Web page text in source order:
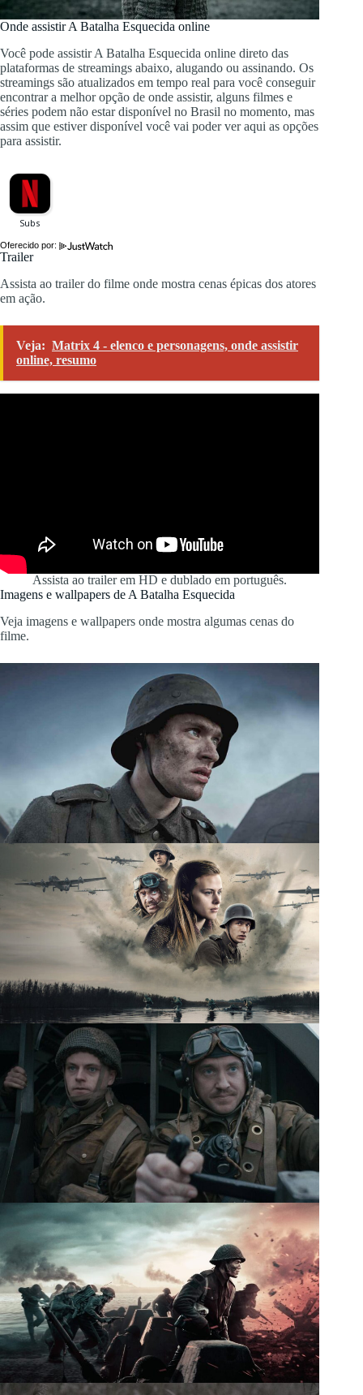
Onde assistir A Batalha Esquecida online
Você pode assistir A Batalha Esquecida online direto das
plataformas de streamings abaixo, alugando ou assinando. Os
streamings são atualizados em tempo real para você conseguir
encontrar a melhor opção de onde assistir, alguns filmes e
séries podem não estar disponível no Brasil no momento, mas
assim que estiver disponível você vai poder ver aqui as opções
para assistir.
Oferecido por:
Trailer
Assista ao trailer do filme onde mostra cenas épicas dos atores
em ação.
Veja: Matrix 4 - elenco e personagens, onde assistir
online, resumo
Assista ao trailer em HD e dublado em português.
Imagens e wallpapers de A Batalha Esquecida
Veja imagens e wallpapers onde mostra algumas cenas do
filme.